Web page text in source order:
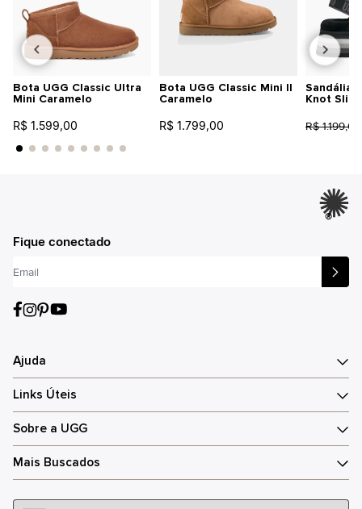
Bota UGG Classic Ultra
Mini Caramelo
R$ 1.599,00
Bota UGG Classic Mini II
Caramelo
R$ 1.799,00
Sandália
Knot
R$ 1.199,00
®
Fique conectado
Ajuda
Links Úteis
Sobre a UGG
Mais Buscados